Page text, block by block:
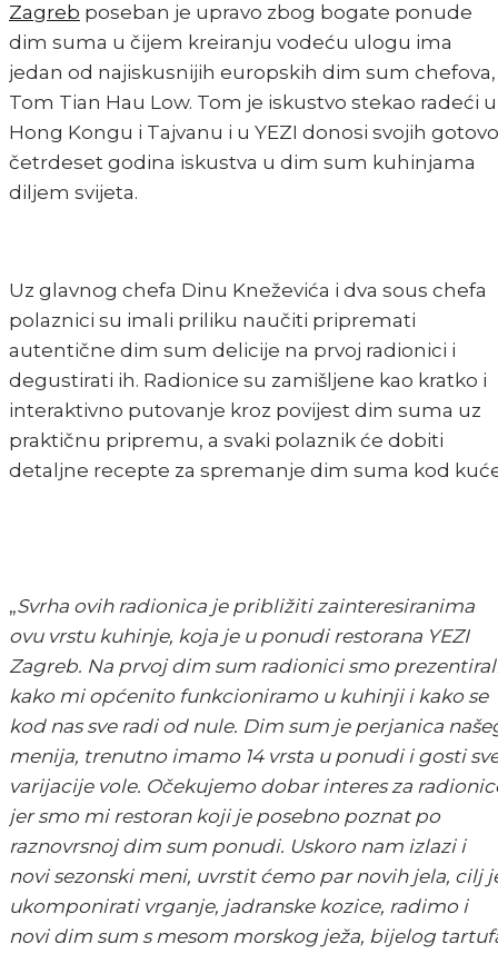
Zagreb poseban je upravo zbog bogate ponude
dim suma u čijem kreiranju vodeću ulogu ima
jedan od najiskusnijih europskih dim sum chefova,
Tom Tian Hau Low. Tom je iskustvo stekao radeći u
Hong Kongu i Tajvanu i u YEZI donosi svojih gotovo
četrdeset godina iskustva u dim sum kuhinjama
diljem svijeta.
Uz glavnog chefa Dinu Kneževića i dva sous chefa
polaznici su imali priliku naučiti pripremati
autentične dim sum delicije na prvoj radionici i
degustirati ih. Radionice su zamišljene kao kratko i
interaktivno putovanje kroz povijest dim suma uz
praktičnu pripremu, a svaki polaznik će dobiti
detaljne recepte za spremanje dim suma kod
„Svrha ovih radionica je približiti zainteresiranima
ovu vrstu kuhinje, koja je u ponudi restorana YEZI
Zagreb. Na prvoj dim sum radionici smo
kako mi općenito funkcioniramo u kuhinji i kako se
kod nas sve radi od nule. Dim sum je perjanica
menija, trenutno imamo 14 vrsta u ponudi i gosti
varijacije vole. Očekujemo dobar interes za
jer smo mi restoran koji je posebno poznat po
raznovrsnoj dim sum ponudi. Uskoro nam izlazi i
novi sezonski meni, uvrstit ćemo par novih jela, cilj
ukomponirati vrganje, jadranske kozice, radimo i
novi dim sum s mesom morskog ježa, bijelog